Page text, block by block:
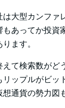
は大型カンファ
もあってか投資
ます。
えて検索数がど
リップルがビッ
想通貨の勢力図